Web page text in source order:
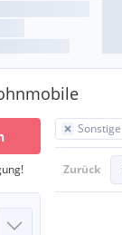
Sonstige
Zurück